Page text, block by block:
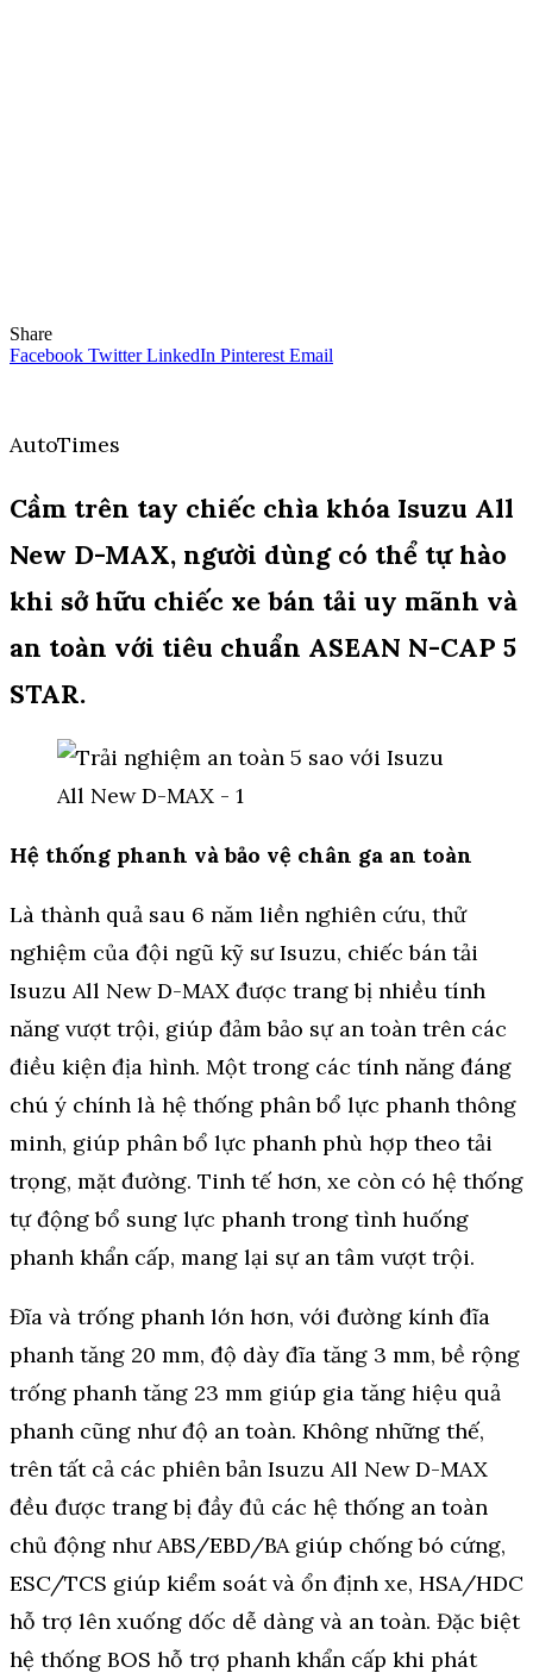
Share
Facebook Twitter LinkedIn Pinterest Email
AutoTimes
Cầm trên tay chiếc chìa khóa Isuzu All
New D-MAX, người dùng có thể tự hào
khi sở hữu chiếc xe bán tải uy mãnh và
an toàn với tiêu chuẩn ASEAN N-CAP 5
STAR.
Hệ thống phanh và bảo vệ chân ga an toàn
Là thành quả sau 6 năm liền nghiên cứu, thử
nghiệm của đội ngũ kỹ sư Isuzu, chiếc bán tải
Isuzu All New D-MAX được trang bị nhiều tính
năng vượt trội, giúp đảm bảo sự an toàn trên các
điều kiện địa hình. Một trong các tính năng đáng
chú ý chính là hệ thống phân bổ lực phanh thông
minh, giúp phân bổ lực phanh phù hợp theo tải
trọng, mặt đường. Tinh tế hơn, xe còn có hệ thống
tự động bổ sung lực phanh trong tình huống
phanh khẩn cấp, mang lại sự an tâm vượt trội.
Đĩa và trống phanh lớn hơn, với đường kính đĩa
phanh tăng 20 mm, độ dày đĩa tăng 3 mm, bề rộng
trống phanh tăng 23 mm giúp gia tăng hiệu quả
phanh cũng như độ an toàn. Không những thế,
trên tất cả các phiên bản Isuzu All New D-MAX
đều được trang bị đầy đủ các hệ thống an toàn
chủ động như ABS/EBD/BA giúp chống bó cứng,
ESC/TCS giúp kiểm soát và ổn định xe, HSA/HDC
hỗ trợ lên xuống dốc dễ dàng và an toàn. Đặc biệt
hệ thống BOS hỗ trợ phanh khẩn cấp khi phát